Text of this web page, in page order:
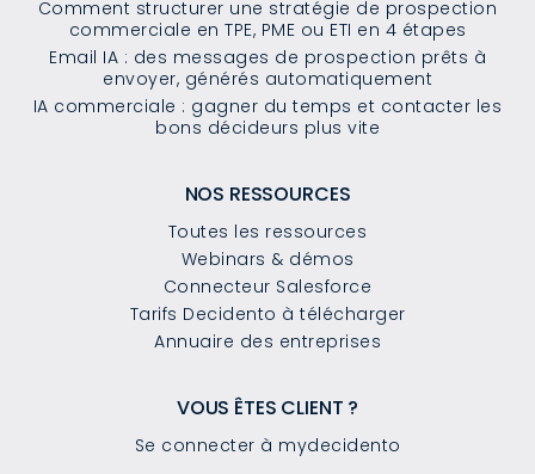
Comment structurer une stratégie de prospection
commerciale en TPE, PME ou ETI en 4 étapes
Email IA : des messages de prospection prêts à
envoyer, générés automatiquement
IA commerciale : gagner du temps et contacter les
bons décideurs plus vite
NOS RESSOURCES
Toutes les ressources
Webinars & démos
Connecteur Salesforce
Tarifs Decidento à télécharger
Annuaire des entreprises
VOUS ÊTES CLIENT ?
Se connecter à mydecidento